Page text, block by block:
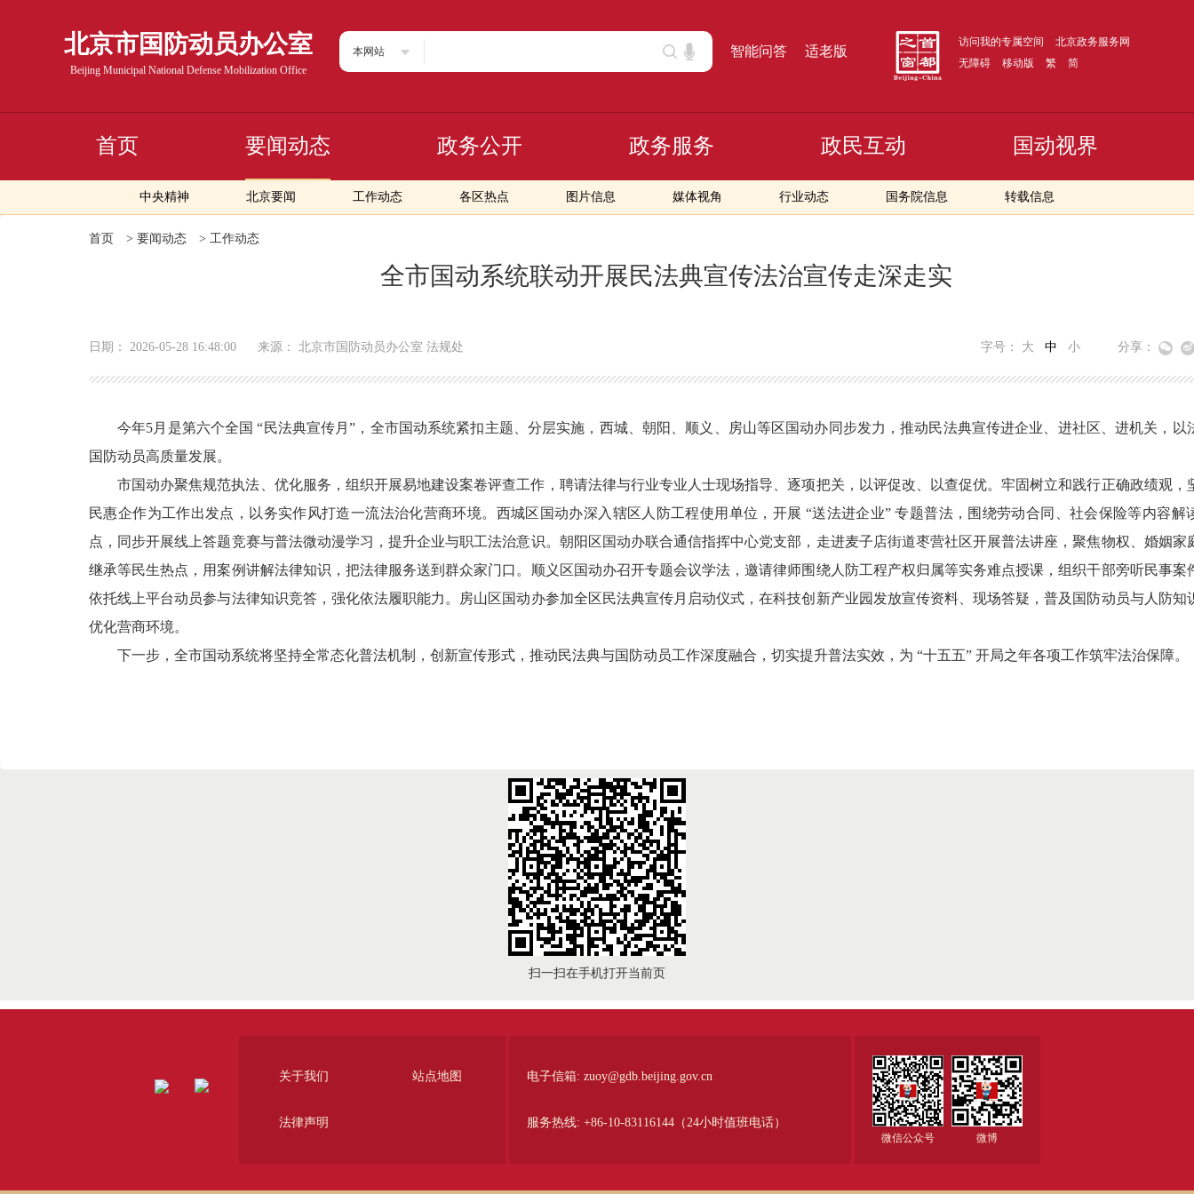
北京市国防动员办公室
Beijing Municipal National Defense Mobilization Office
本网站 智能问答 适老版
访问我的专属空间
北京政务服务网
无障碍
移动版 繁 简
首页 要闻动态
中央精神 北京要闻 工作动态 各区热点 图片信息 媒体视角 行业动态 国务院信息 转载信息
政务公开 政务服务 政民互动 国动视界
首页 > 要闻动态 > 工作动态
全市国动系统联动开展民法典宣传法治宣传走深走实
日期： 2026-05-28 16:48:00 来源： 北京市国防动员办公室 法规处 字号： 大 中 小 分享：
今年5月是第六个全国 “民法典宣传月”，全市国动系统紧扣主题、分层实施，西城、朝阳、顺义、房山等区国动办同步发力，推动民法典宣传进企业、进社区、进机关，以
国防动员高质量发展。
市国动办聚焦规范执法、优化服务，组织开展易地建设案卷评查工作，聘请法律与行业专业人士现场指导、逐项把关，以评促改、以查促优。牢固树立和践行正确政绩观，
民惠企作为工作出发点，以务实作风打造一流法治化营商环境。西城区国动办深入辖区人防工程使用单位，开展 “送法进企业” 专题普法，围绕劳动合同、社会保险等内容解
点，同步开展线上答题竞赛与普法微动漫学习，提升企业与职工法治意识。朝阳区国动办联合通信指挥中心党支部，走进麦子店街道枣营社区开展普法讲座，聚焦物权、婚姻家
继承等民生热点，用案例讲解法律知识，把法律服务送到群众家门口。顺义区国动办召开专题会议学法，邀请律师围绕人防工程产权归属等实务难点授课，组织干部旁听民事案
依托线上平台动员参与法律知识竞答，强化依法履职能力。房山区国动办参加全区民法典宣传月启动仪式，在科技创新产业园发放宣传资料、现场答疑，普及国防动员与人防知
优化营商环境。
下一步，全市国动系统将坚持全常态化普法机制，创新宣传形式，推动民法典与国防动员工作深度融合，切实提升普法实效，为 “十五五” 开局之年各项工作筑牢法治保障。
扫一扫在手机打开当前页
关于我们 站点地图
法律声明
电子信箱: zuoy@gdb.beijing.gov.cn
服务热线: +86-10-83116144（24小时值班电话）
微信公众号 微博